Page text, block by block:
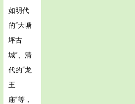
如明代
的“大塘
坪古
城”、清
代的“龙
王
庙”等，